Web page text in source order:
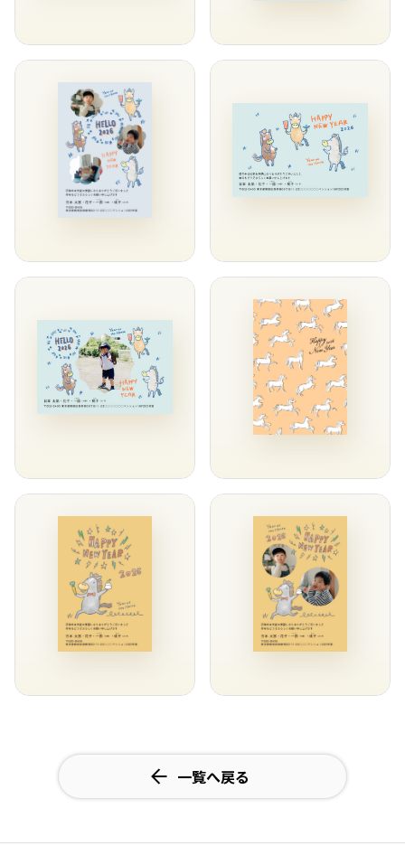
一覧へ戻る